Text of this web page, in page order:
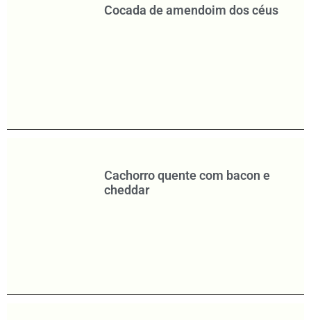
Cocada de amendoim dos céus
Cachorro quente com bacon e
cheddar